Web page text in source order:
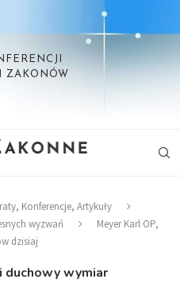
ZAKONÓW
Konferencje, Artykuły
wyzwań
Meyer Karl OP,
dzisiaj
duchowy wymiar